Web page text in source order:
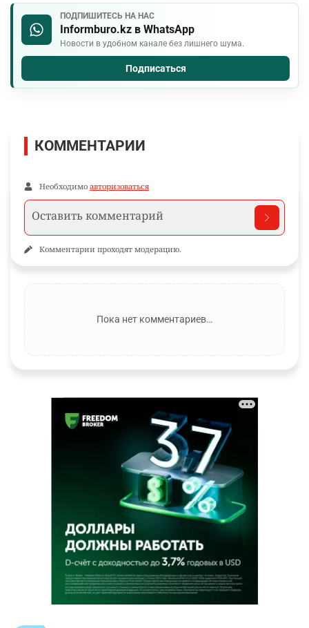
ПОДПИШИТЕСЬ НА НАС
Informburo.kz в WhatsApp
Новости в удобном канале без лишнего шума.
Подписаться
КОММЕНТАРИИ
Необходимо авторизоваться
Комментарии проходят модерацию.
Пока нет комментариев…